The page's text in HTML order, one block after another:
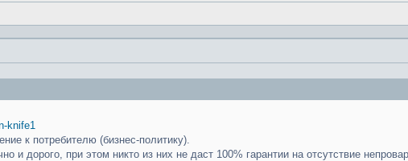
knife1
к потребителю (бизнес-политику).
дорого, при этом никто из них не даст 100% гарантии на отсутствие